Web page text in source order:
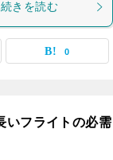
続きを読む
0
いフライトの必需